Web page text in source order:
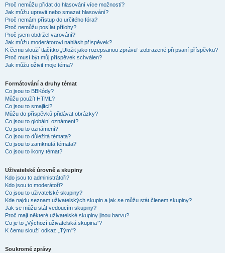
Proč nemůžu přidat do hlasování více možností?
Jak můžu upravit nebo smazat hlasování?
Proč nemám přístup do určitého fóra?
Proč nemůžu posílat přílohy?
Proč jsem obdržel varování?
Jak můžu moderátorovi nahlásit příspěvek?
K čemu slouží tlačítko „Uložit jako rozepsanou zprávu“ zobrazené při psaní příspěvku?
Proč musí být můj příspěvek schválen?
Jak můžu oživit moje téma?
Formátování a druhy témat
Co jsou to BBKódy?
Můžu použít HTML?
Co jsou to smajlíci?
Můžu do příspěvků přidávat obrázky?
Co jsou to globální oznámení?
Co jsou to oznámení?
Co jsou to důležitá témata?
Co jsou to zamknutá témata?
Co jsou to ikony témat?
Uživatelské úrovně a skupiny
Kdo jsou to administrátoři?
Kdo jsou to moderátoři?
Co jsou to uživatelské skupiny?
Kde najdu seznam uživatelských skupin a jak se můžu stát členem skupiny?
Jak se můžu stát vedoucím skupiny?
Proč mají některé uživatelské skupiny jinou barvu?
Co je to „Výchozí uživatelská skupina“?
K čemu slouží odkaz „Tým“?
Soukromé zprávy